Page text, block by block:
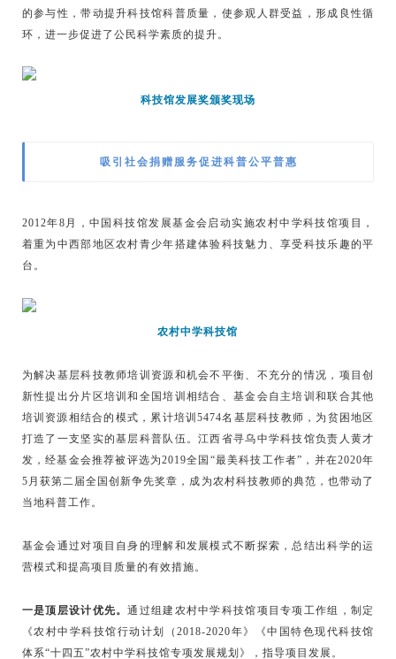
的参与性，带动提升科技馆科普质量，使参观人群受益，形成良性循
环，进一步促进了公民科学素质的提升。
科技馆发展奖颁奖现场
吸引社会捐赠服务促进科普公平普惠
2012年8月，中国科技馆发展基金会启动实施农村中学科技馆项目，
着重为中西部地区农村青少年搭建体验科技魅力、享受科技乐趣的平
台。
农村中学科技馆
为解决基层科技教师培训资源和机会不平衡、不充分的情况，项目创
新性提出分片区培训和全国培训相结合、基金会自主培训和联合其他
培训资源相结合的模式，累计培训5474名基层科技教师，为贫困地区
打造了一支坚实的基层科普队伍。江西省寻乌中学科技馆负责人黄才
发，经基金会推荐被评选为2019全国“最美科技工作者”，并在2020年
5月获第二届全国创新争先奖章，成为农村科技教师的典范，也带动了
当地科普工作。
基金会通过对项目自身的理解和发展模式不断探索，总结出科学的运
营模式和提高项目质量的有效措施。
一是顶层设计优先。通过组建农村中学科技馆项目专项工作组，制定
《农村中学科技馆行动计划（2018-2020年》《中国特色现代科技馆
体系“十四五”农村中学科技馆专项发展规划》，指导项目发展。